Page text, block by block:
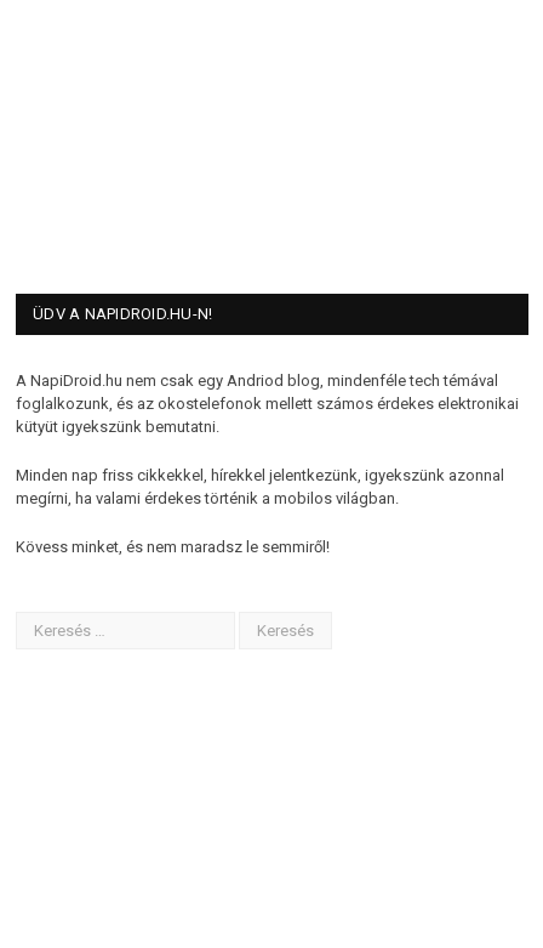
ÜDV A NAPIDROID.HU-N!
A NapiDroid.hu nem csak egy Andriod blog, mindenféle tech témával
foglalkozunk, és az okostelefonok mellett számos érdekes elektronikai
kütyüt igyekszünk bemutatni.
Minden nap friss cikkekkel, hírekkel jelentkezünk, igyekszünk azonnal
megírni, ha valami érdekes történik a mobilos világban.
Kövess minket, és nem maradsz le semmiről!